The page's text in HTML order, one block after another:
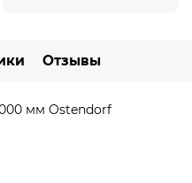
Отзывы
мм Ostendorf